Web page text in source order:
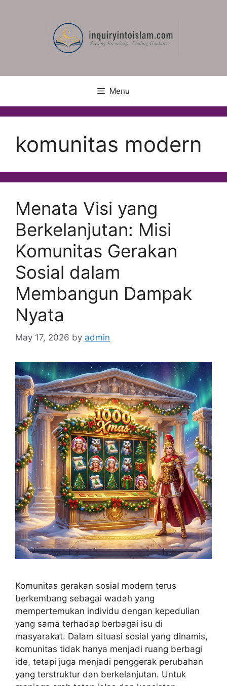
Menu
komunitas modern
Menata Visi yang
Berkelanjutan: Misi
Komunitas Gerakan
Sosial dalam
Membangun Dampak
Nyata
May 17, 2026 by admin
Komunitas gerakan sosial modern terus
berkembang sebagai wadah yang
mempertemukan individu dengan kepedulian
yang sama terhadap berbagai isu di
masyarakat. Dalam situasi sosial yang dinamis,
komunitas tidak hanya menjadi ruang berbagi
ide, tetapi juga menjadi penggerak perubahan
yang terstruktur dan berkelanjutan. Untuk